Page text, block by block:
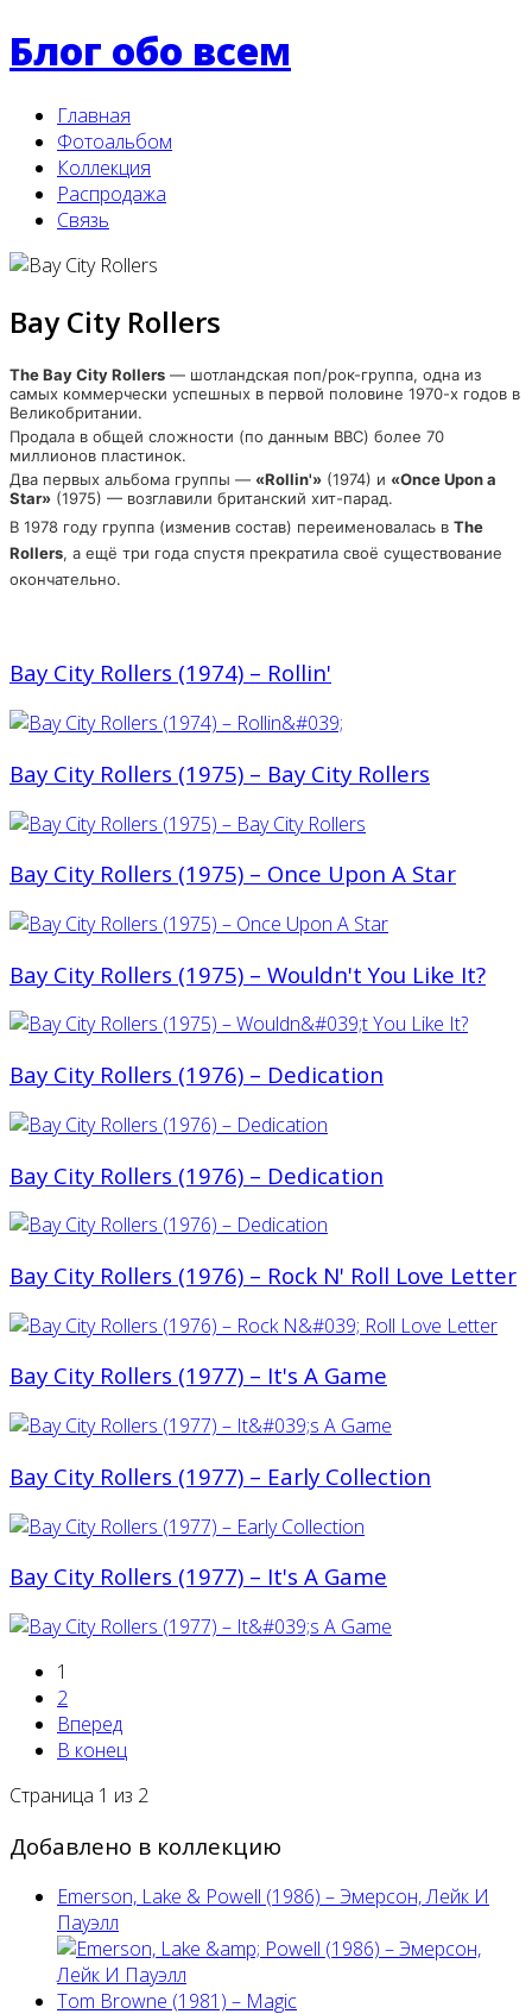
Блог обо всем
Главная
Фотоальбом
Коллекция
Распродажа
Связь
Bay City Rollers
The Bay City Rollers — шотландская поп/рок-группа, одна из
самых коммерчески успешных в первой половине 1970-х годов в
Великобритании.
Продала в общей сложности (по данным BBC) более 70
миллионов пластинок.
Два первых альбома группы — «Rollin'» (1974) и «Once Upon a
Star» (1975) — возглавили британский хит-парад.
В 1978 году группа (изменив состав) переименовалась в The
Rollers, а ещё три года спустя прекратила своё существование
окончательно.
Bay City Rollers (1974) – Rollin'
Bay City Rollers (1975) – Bay City Rollers
Bay City Rollers (1975) – Once Upon A Star
Bay City Rollers (1975) – Wouldn't You Like It?
Bay City Rollers (1976) ‎– Dedication
Bay City Rollers (1976) ‎– Dedication
Bay City Rollers (1976) – Rock N' Roll Love Letter
Bay City Rollers (1977) ‎– It's A Game
Bay City Rollers (1977) – Early Collection
Bay City Rollers (1977) – It's A Game
1
2
Вперед
В конец
Страница 1 из 2
Добавлено в коллекцию
Emerson, Lake & Powell (1986) ‎– Эмерсон, Лейк И
Пауэлл
Tom Browne (1981) – Magic